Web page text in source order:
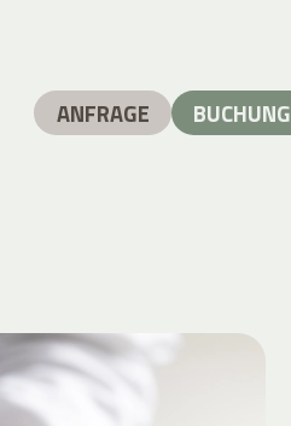
ANFRAGE BUCHUNG